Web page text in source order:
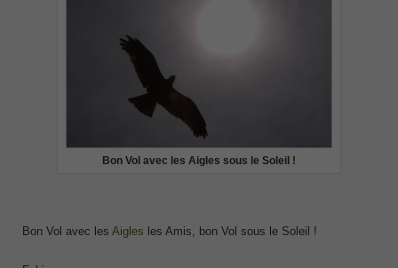
Bon Vol avec les Aigles sous le Soleil !
Bon Vol avec les Aigles les Amis, bon Vol sous le Soleil !